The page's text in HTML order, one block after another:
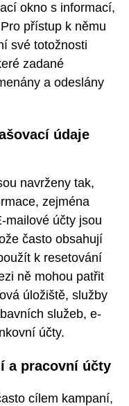
okno s informací,
přístup k němu
své totožnosti
zadané
a odeslány
údaje
navrženy tak,
zejména
mailové účty jsou
často obsahují
k resetování
ně mohou patřit
úložiště, služby
služeb, e-
účty.
a pracovní účty
cílem kampaní,